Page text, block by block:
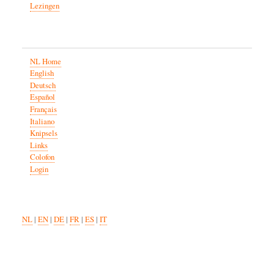
Lezingen
NL Home
English
Deutsch
Español
Français
Italiano
Knipsels
Links
Colofon
Login
NL| EN| DE| FR| ES| IT